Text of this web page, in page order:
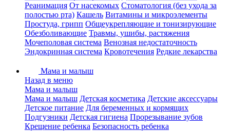
Реанимация От насекомых Стоматология (без ухода за
полостью рта) Кашель Витамины и микроэлементы
Простуда, грипп Общеукрепляющие и тонизирующие
Обезболивающие Травмы, ушибы, растяжения
Мочеполовая система Венозная недостаточность
Эндокринная система Кровотечения Редкие лекарства
Мама и малыш
Назад в меню
Мама и малыш
Мама и малыш Детская косметика Детские аксессуары
Детское питание Для беременных и кормящих
Подгузники Детская гигиена Прорезывание зубов
Крещение ребенка Безопасность ребенка